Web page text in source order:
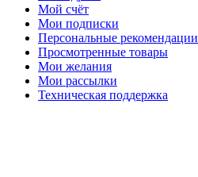
Мой счёт
Мои подписки
Персональные рекомендации
Просмотренные товары
Мои желания
Мои рассылки
Техническая поддержка